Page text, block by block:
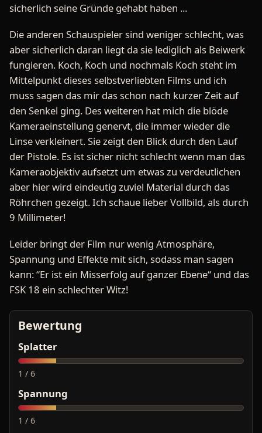
sicherlich seine Gründe gehabt haben ...
Die anderen Schauspieler sind weniger schlecht, was
aber sicherlich daran liegt da sie lediglich als Beiwerk
fungieren. Koch, Koch und nochmals Koch steht im
Mittelpunkt dieses selbstverliebten Films und ich
muss sagen das mir das schon nach kurzer Zeit auf
den Senkel ging. Des weiteren hat mich die blöde
Kameraeinstellung genervt, die immer wieder die
Linse verkleinert. Sie zeigt den Blick durch den Lauf
der Pistole. Es ist sicher nicht schlecht wenn man das
Kameraobjektiv aufsetzt um etwas zu verdeutlichen
aber hier wird eindeutig zuviel Material durch das
Röhrchen gezeigt. Ich schaue lieber Vollbild, als durch
9 Millimeter!
Leider bringt der Film nur wenig Atmosphäre,
Spannung und Effekte mit sich, sodass man sagen
kann: “Er ist ein Misserfolg auf ganzer Ebene“ und das
FSK 18 ein schlechter Witz!
Bewertung
Splatter
1 / 6
Spannung
1 / 6